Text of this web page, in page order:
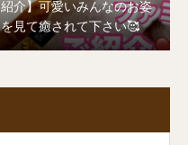
紹介】可愛いみんなのお姿
を見て癒されて下さい🥰